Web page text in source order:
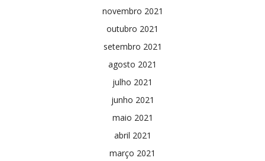
novembro 2021
outubro 2021
setembro 2021
agosto 2021
julho 2021
junho 2021
maio 2021
abril 2021
março 2021